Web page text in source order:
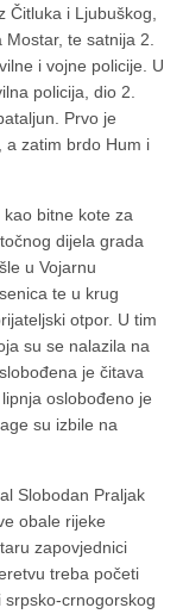
Čitluka i Ljubuškog,
te satnija 2.
i vojne policije. U
policija, dio 2.
Prvo je
a zatim brdo Hum i
bitne kote za
dijela grada
u Vojarnu
te u krug
otpor. U tim
su se nalazila na
je čitava
oslobođeno je
su izbile na
Slobodan Praljak
obale rijeke
zapovjednici
treba početi
crnogorskog